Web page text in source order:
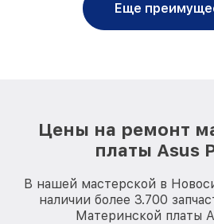
Еще
Цены на ремонт
платы Asus
В нашей мастерской в
наличии более 3.700
Материнской платы